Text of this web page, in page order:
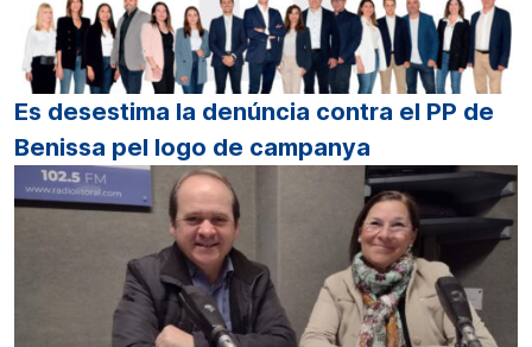
Es desestima la denúncia contra el PP de
Benissa pel logo de campanya